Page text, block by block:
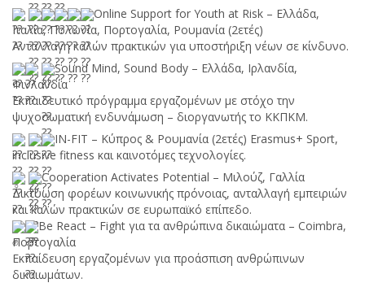
Online Support for Youth at Risk – Ελλάδα,
Ιταλία, Πολωνία, Πορτογαλία, Ρουμανία (2ετές)
Ανταλλαγή καλών πρακτικών για υποστήριξη νέων σε κίνδυνο.
Sound Mind, Sound Body – Ελλάδα, Ιρλανδία,
Φινλανδία
Εκπαιδευτικό πρόγραμμα εργαζομένων με στόχο την
ψυχοσωματική ενδυνάμωση – διοργανωτής το ΚΚΠΚΜ.
IN-FIT – Κύπρος & Ρουμανία (2ετές) Erasmus+ Sport,
inclusive fitness και καινοτόμες τεχνολογίες.
Cooperation Activates Potential – Μιλούζ, Γαλλία
Δικτύωση φορέων κοινωνικής πρόνοιας, ανταλλαγή εμπειριών
και καλών πρακτικών σε ευρωπαϊκό επίπεδο.
Be React – Fight για τα ανθρώπινα δικαιώματα – Coimbra,
Πορτογαλία
Εκπαίδευση εργαζομένων για προάσπιση ανθρώπινων
δικαιωμάτων.